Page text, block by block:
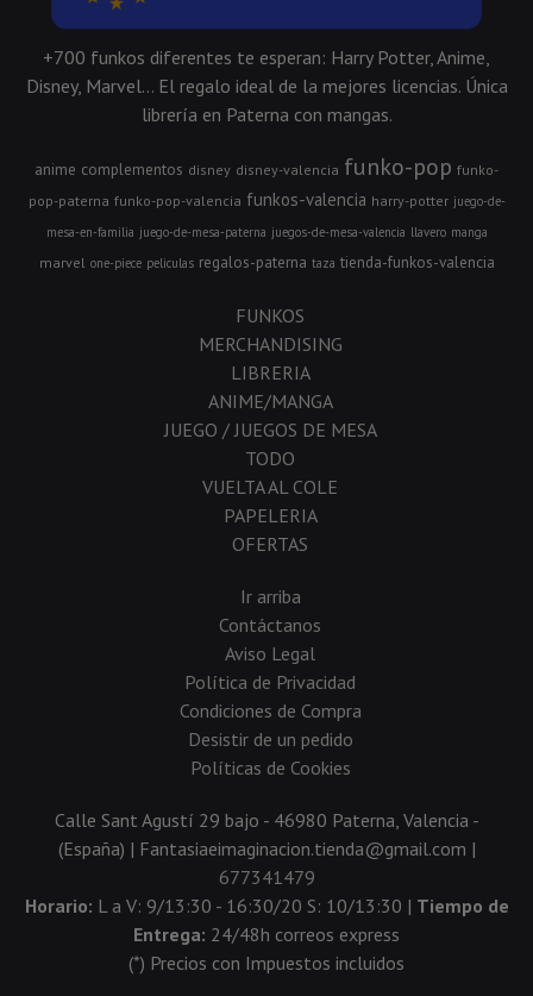
+700 funkos diferentes te esperan: Harry Potter, Anime,
Disney, Marvel... El regalo ideal de la mejores licencias. Única
librería en Paterna con mangas.
anime complementos disney disney-valencia funko-pop funko-
pop-paterna funko-pop-valencia funkos-valencia harry-potter juego-de-
mesa-en-familia juego-de-mesa-paterna juegos-de-mesa-valencia llavero manga
marvel one-piece peliculas regalos-paterna taza tienda-funkos-valencia
FUNKOS
MERCHANDISING
LIBRERIA
ANIME/MANGA
JUEGO / JUEGOS DE MESA
TODO
VUELTA AL COLE
PAPELERIA
OFERTAS
Ir arriba
Contáctanos
Aviso Legal
Política de Privacidad
Condiciones de Compra
Desistir de un pedido
Políticas de Cookies
Calle Sant Agustí 29 bajo - 46980 Paterna, Valencia -
(España) | Fantasiaeimaginacion.tienda@gmail.com |
677341479
Horario: L a V: 9/13:30 - 16:30/20 S: 10/13:30 | Tiempo de
Entrega: 24/48h correos express
(*) Precios con Impuestos incluidos